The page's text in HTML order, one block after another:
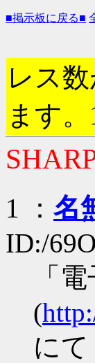
■掲示板に戻る■
レス
ます
1 ： 名
ID:/
「
(
にて